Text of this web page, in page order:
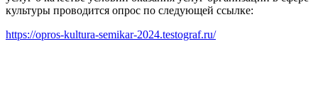
культуры проводится опрос по следующей ссылке:
https://opros-kultura-semikar-2024.testograf.ru/